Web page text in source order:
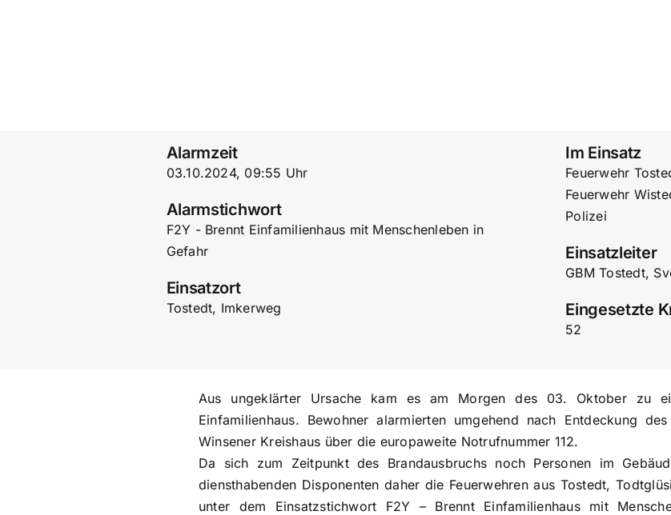
Alarmzeit
03.10.2024, 09:55 Uhr
Alarmstichwort
F2Y - Brennt Einfamilienhaus mit Menschenleben in
Gefahr
Einsatzort
Tostedt, Imkerweg
Im Einsatz
Feuerwehr
Feuerwehr
Polizei
Einsatzleiter
GBM Tostedt,
Eingesetzte
52
Aus ungeklärter Ursache kam es am Morgen des 03. Oktober zu
Einfamilienhaus. Bewohner alarmierten umgehend nach Entdeckung
Winsener Kreishaus über die europaweite Notrufnummer 112.
Da sich zum Zeitpunkt des Brandausbruchs noch Personen im
diensthabenden Disponenten daher die Feuerwehren aus Tostedt,
unter dem Einsatzstichwort F2Y – Brennt Einfamilienhaus mit